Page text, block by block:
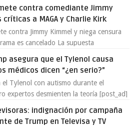
contra comediante Jimmy
a MAGA y Charlie Kirk
contra Jimmy Kimmel y niega censura
es cancelado La supuesta
asegura que el Tylenol causa
médicos dicen “¿en serio?”
el Tylenol con autismo durante el
expertos desmienten la teoría [post_ad]
indignación por campaña
de Trump en Televisa y TV